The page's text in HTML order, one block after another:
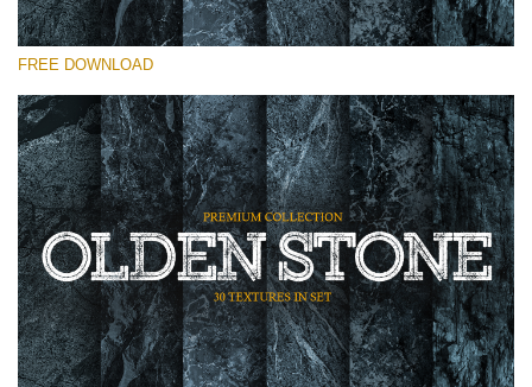
Lütfen seçin
Small 800*533px
Olden Stone
(30 Textures)
Large 6000*4000px
Entire Collection
(1783 Overlays)
Large 6000*4000px
FREE DOWNLOAD